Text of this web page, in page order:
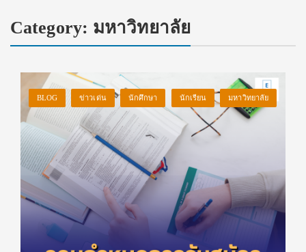
Category: มหาวิทยาลัย
BLOG ข่าวเด่น นักศึกษา นักเรียน มหาวิทยาลัย